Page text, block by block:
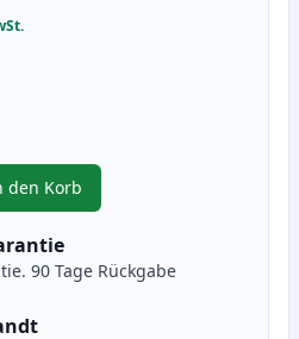
um anzupassen
den Korb
, 2 stück Brother LC1240C
90 Tage Rückgabe